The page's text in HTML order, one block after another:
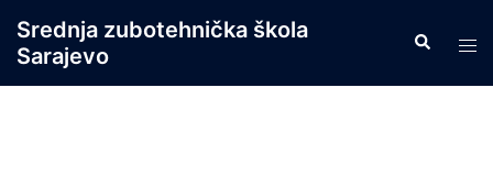
content
Srednja zubotehnička škola
Sarajevo
Search